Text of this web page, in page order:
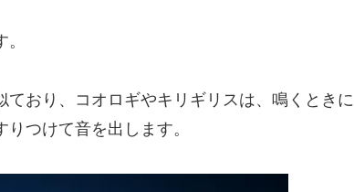
おり、コオロギやキリギリスは、鳴くときに
つけて音を出します。